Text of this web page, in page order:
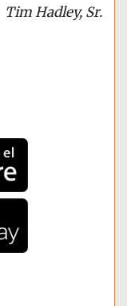
Tim Hadley, Sr.